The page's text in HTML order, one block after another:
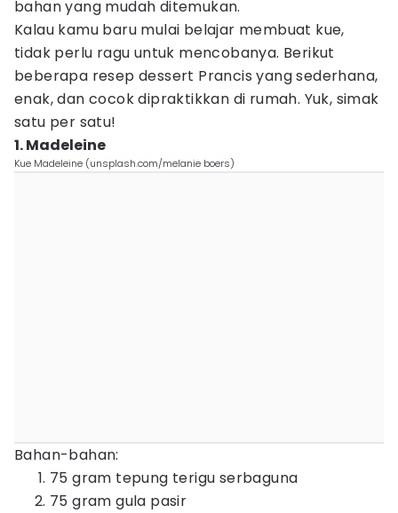
bahan yang mudah ditemukan.
Kalau kamu baru mulai belajar membuat kue,
tidak perlu ragu untuk mencobanya. Berikut
beberapa resep dessert Prancis yang sederhana,
enak, dan cocok dipraktikkan di rumah. Yuk, simak
satu per satu!
1. Madeleine
Kue Madeleine (unsplash.com/melanie boers)
Bahan-bahan:
75 gram tepung terigu serbaguna
75 gram gula pasir